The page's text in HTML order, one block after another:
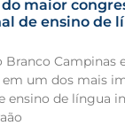
maior
de ensino de
Branco Campinas
em um dos mais
ensino de língua